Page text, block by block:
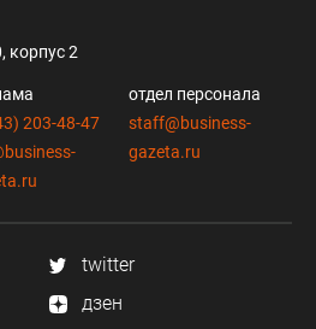
корпус 2
203-48-47
отдел персонала
staff@business-
gazeta.ru
twitter
дзен